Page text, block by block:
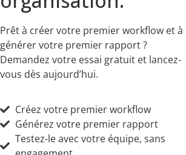
Utiliser Teams
une mauvaise
Prêt à créer votre premier workflow et à
générer votre premier rapport ?
Demandez votre essai gratuit et lancez-
vous dès aujourd’hui.
Créez votre premier workflow
Générez votre premier rapport
Testez-le avec votre équipe, sans